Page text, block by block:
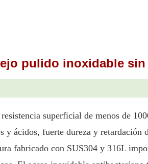
pulido inoxidable
superficial de menos de
y ácidos, fuerte dureza y
fabricado con SUS304 y 316L